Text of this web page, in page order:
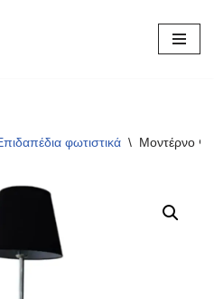
φωτιστικά \ Μοντέρνο